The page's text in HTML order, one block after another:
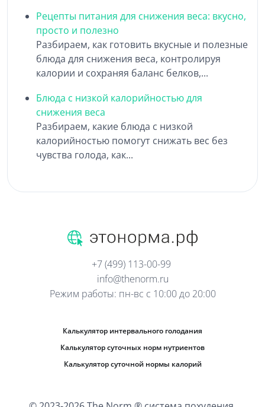
Рецепты питания для снижения веса: вкусно,
просто и полезно
Разбираем, как готовить вкусные и полезные
блюда для снижения веса, контролируя
калории и сохраняя баланс белков,...
Блюда с низкой калорийностью для
снижения веса
Разбираем, какие блюда с низкой
калорийностью помогут снижать вес без
чувства голода, как...
+7 (499) 113-00-99
info@thenorm.ru
Режим работы: пн-вс с 10:00 до 20:00
Калькулятор интервального голодания
Калькулятор суточных норм нутриентов
Калькулятор суточной нормы калорий